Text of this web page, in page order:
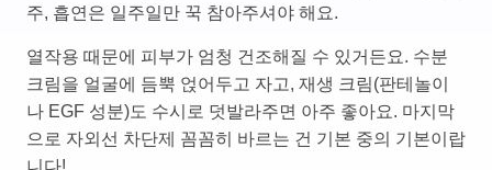
주, 흡연은 일주일만 꾹 참아주셔야 해요.
열작용 때문에 피부가 엄청 건조해질 수 있거든요. 수분
크림을 얼굴에 듬뿍 얹어두고 자고, 재생 크림(판테놀이
나 EGF 성분)도 수시로 덧발라주면 아주 좋아요. 마지막
으로 자외선 차단제 꼼꼼히 바르는 건 기본 중의 기본이랍
니다!